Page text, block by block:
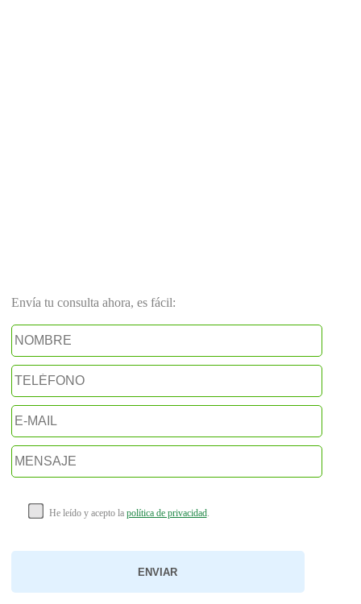
Envía tu consulta ahora, es fácil:
He leído y acepto la política de privacidad.